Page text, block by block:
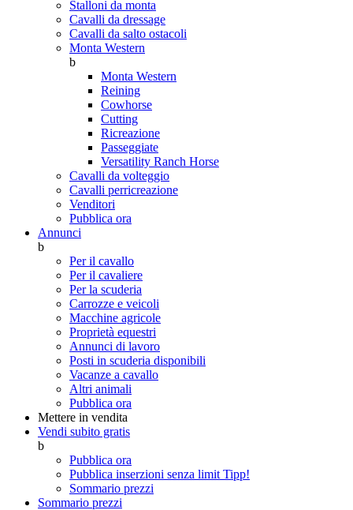
Stalloni da monta
Cavalli da dressage
Cavalli da salto ostacoli
Monta Western
b
Monta Western
Reining
Cowhorse
Cutting
Ricreazione
Passeggiate
Versatility Ranch Horse
Cavalli da volteggio
Cavalli perricreazione
Venditori
Pubblica ora
Annunci
b
Per il cavallo
Per il cavaliere
Per la scuderia
Carrozze e veicoli
Macchine agricole
Proprietà equestri
Annunci di lavoro
Posti in scuderia disponibili
Vacanze a cavallo
Altri animali
Pubblica ora
Mettere in vendita
Vendi subito gratis
b
Pubblica ora
Pubblica inserzioni senza limit Tipp!
Sommario prezzi
Sommario prezzi